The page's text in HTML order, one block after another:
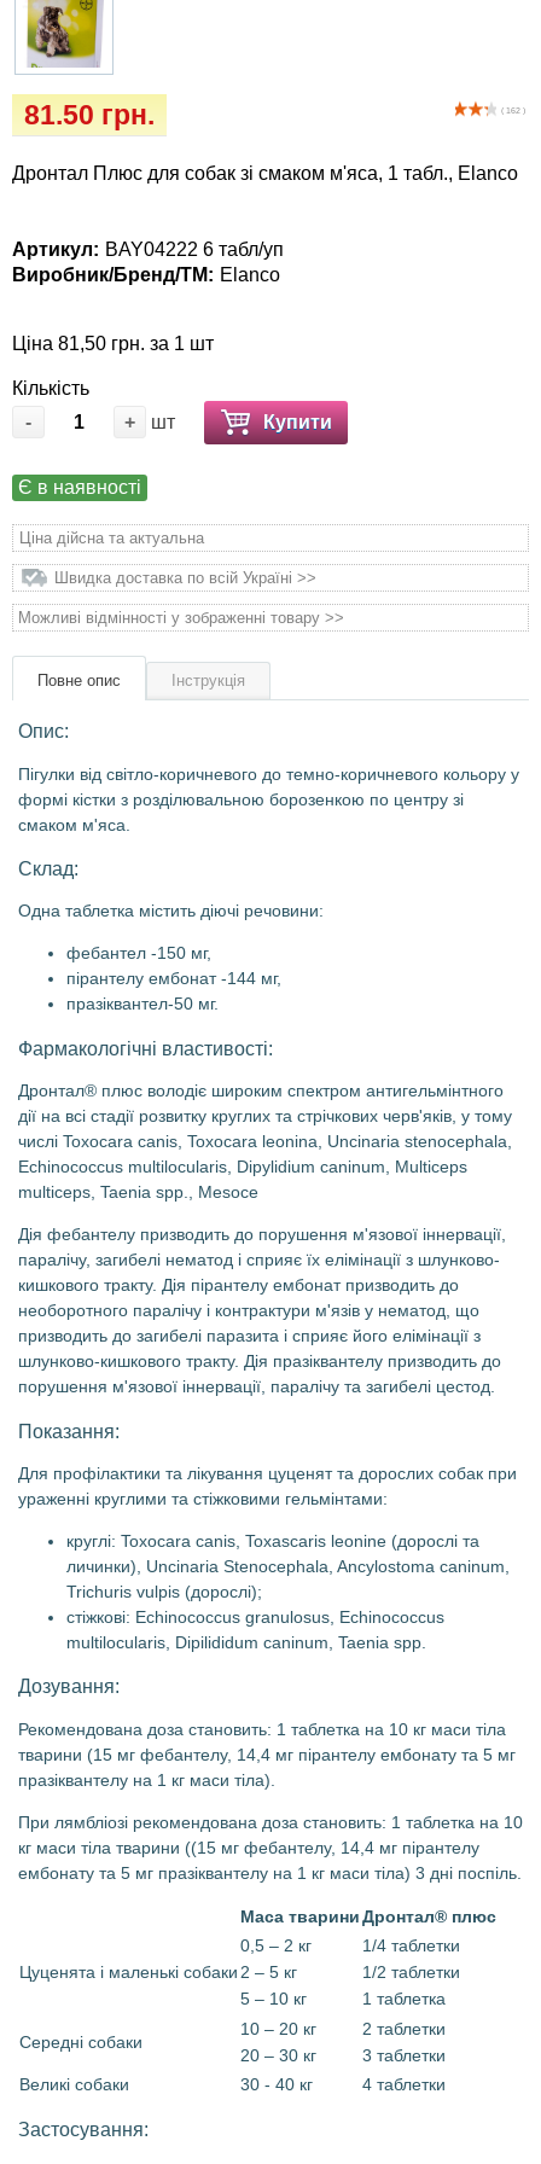
( 162 )
81.50 грн.
Дронтал Плюс для собак зі смаком м'яса, 1 табл., Elanco
Артикул: BAY04222 6 табл/уп
Виробник/Бренд/ТМ: Elanco
Ціна 81,50 грн. за 1 шт
Кількість
-
+ шт Купити
Є в наявності
Ціна дійсна та актуальна
Швидка доставка по всій Україні >>
Можливі відмінності у зображенні товару >>
Повне опис Інструкція
Опис:
Пігулки від світло-коричневого до темно-коричневого кольору у
формі кістки з розділювальною борозенкою по центру зі
смаком м'яса.
Склад:
Одна таблетка містить діючі речовини:
фебантел -150 мг,
пірантелу ембонат -144 мг,
празіквантел-50 мг.
Фармакологічні властивості:
Дронтал® плюс володіє широким спектром антигельмінтного
дії на всі стадії розвитку круглих та стрічкових черв'яків, у тому
числі Toxocara canis, Toxocara leonina, Uncinaria stenocephala,
Echinococcus multilocularis, Dipylidium caninum, Multiceps
multiceps, Taenia spp., Mesoce
Дія фебантелу призводить до порушення м'язової іннервації,
паралічу, загибелі нематод і сприяє їх елімінації з шлунково-
кишкового тракту. Дія пірантелу ембонат призводить до
необоротного паралічу і контрактури м'язів у нематод, що
призводить до загибелі паразита і сприяє його елімінації з
шлунково-кишкового тракту. Дія празіквантелу призводить до
порушення м'язової іннервації, паралічу та загибелі цестод.
Показання:
Для профілактики та лікування цуценят та дорослих собак при
ураженні круглими та стіжковими гельмінтами:
круглі: Toxocara canis, Toxascaris leonine (дорослі та
личинки), Uncinaria Stenocephala, Ancylostoma caninum,
Trichuris vulpis (дорослі);
стіжкові: Echinococcus granulosus, Echinococcus
multilocularis, Dipilididum caninum, Taenia spp.
Дозування:
Рекомендована доза становить: 1 таблетка на 10 кг маси тіла
тварини (15 мг фебантелу, 14,4 мг пірантелу ембонату та 5 мг
празіквантелу на 1 кг маси тіла).
При лямбліозі рекомендована доза становить: 1 таблетка на 10
кг маси тіла тварини ((15 мг фебантелу, 14,4 мг пірантелу
ембонату та 5 мг празіквантелу на 1 кг маси тіла) 3 дні поспіль.
Маса твариниДронтал® плюс
Цуценята і маленькі собаки
0,5 – 2 кг
2 – 5 кг
5 – 10 кг
1/4 таблетки
1/2 таблетки
1 таблетка
Середні собаки
10 – 20 кг
20 – 30 кг
2 таблетки
3 таблетки
Великі собаки
30 - 40 кг 4 таблетки
Застосування:
Ласощі та корма
собак
Лежаки, будиночки, охолоджуючи
Одяг та взуття
Перенесення, сумки, клітини
Післяопераційні засоби та витратні
матеріали
Подарункові сертифікати
Товари для голубів
Товари для гризунів
Товари для коней
Товари для людей
Хозряд - господарчі товари оптом
Популярні зоотоварі
Архів / Знято з виробництва